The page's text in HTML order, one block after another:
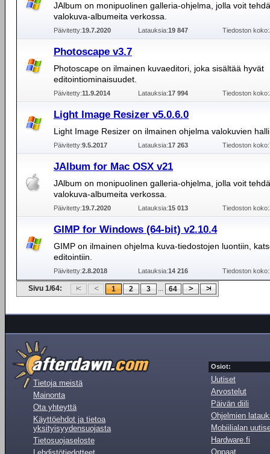
JAlbum on monipuolinen galleria-ohjelma, jolla voit
valokuva-albumeita verkossa.
Päivitetty:19.7.2020 Latauksia:19 847 Tiedoston koko:
Photoscape v3.7
Photoscape on ilmainen kuvaeditori, joka sisältää hyvät
editointiominaisuudet.
Päivitetty:11.9.2014 Latauksia:17 994 Tiedoston koko:
Light Image Resizer v5.0.6.0
Light Image Resizer on ilmainen ohjelma valokuvien
Päivitetty:9.5.2017 Latauksia:17 263 Tiedoston koko:
JAlbum for Mac OSX v21
JAlbum on monipuolinen galleria-ohjelma, jolla voit
valokuva-albumeita verkossa.
Päivitetty:19.7.2020 Latauksia:15 013 Tiedoston koko:
GIMP for Windows (64-bit) v2.10.4
GIMP on ilmainen ohjelma kuva-tiedostojen luontiin,
editointiin.
Päivitetty:2.8.2018 Latauksia:14 216 Tiedoston koko:
Sivu 1/64: 1 2 3 ... 64
Tietoja meistä
Mainonta
Ota yhteyttä
Käyttöehdot ja tietoa
yksityisyydensuojasta
Tietosuojaseloste
Osiot:
Uutiset
Arvostelut
Päivän diili
Ohjelmien
Mobiilialan
Hardware.fi
Oppaat